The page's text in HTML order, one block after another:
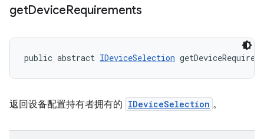
getDeviceRequirements
public abstract IDeviceSelection
返回设备配置持有者拥有的 IDeviceSelection 。